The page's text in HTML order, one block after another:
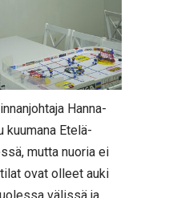
Hanna-
kuumana Etelä-
mutta nuoria ei
ovat olleet auki
välissä ja